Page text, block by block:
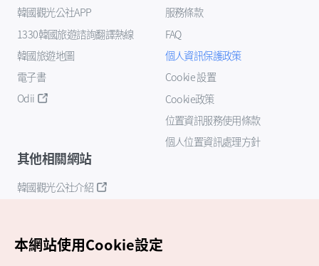
韓國觀光公社APP
1330韓國旅遊諮詢翻譯熱線
韓國旅遊地圖
電子書
Odii
服務條款
FAQ
個人資訊保護政策
Cookie 設置
Cookie政策
位置資訊服務使用條款
個人位置資訊處理方針
其他相關網站
韓國觀光公社介紹
本網站使用Cookie設定